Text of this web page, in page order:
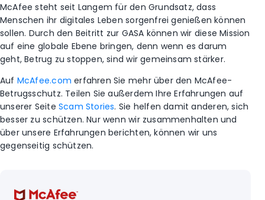
McAfee steht seit Langem für den Grundsatz, dass
Menschen ihr digitales Leben sorgenfrei genießen können
sollen. Durch den Beitritt zur GASA können wir diese Mission
auf eine globale Ebene bringen, denn wenn es darum
geht, Betrug zu stoppen, sind wir gemeinsam stärker.
Auf McAfee.com erfahren Sie mehr über den McAfee-
Betrugsschutz. Teilen Sie außerdem Ihre Erfahrungen auf
unserer Seite Scam Stories. Sie helfen damit anderen, sich
besser zu schützen. Nur wenn wir zusammenhalten und
über unsere Erfahrungen berichten, können wir uns
gegenseitig schützen.